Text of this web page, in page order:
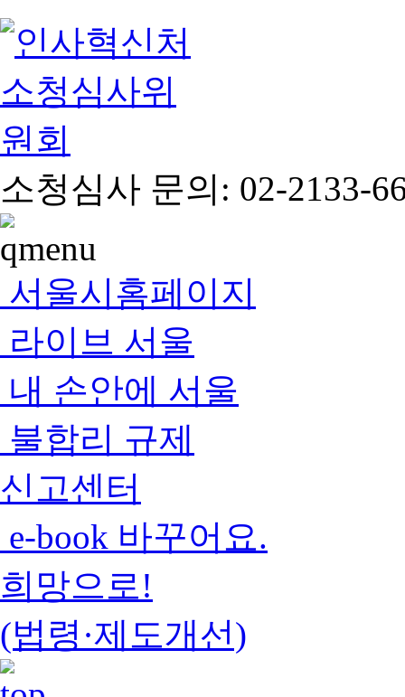
소청심사 문의: 02-2133-
서울시홈페이지
라이브 서울
내 손안에 서울
불합리 규제
신고센터
e-book 바꾸어요.
희망으로!
(법령·제도개선)